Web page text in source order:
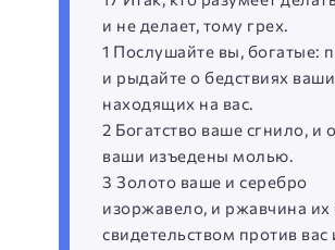
и не делает, тому грех.
1 Послушайте вы, богатые:
и рыдайте о бедствиях
находящих на вас.
2 Богатство ваше сгнило, и
ваши изъедены молью.
3 Золото ваше и серебро
изоржавело, и ржавчина их
свидетельством против вас